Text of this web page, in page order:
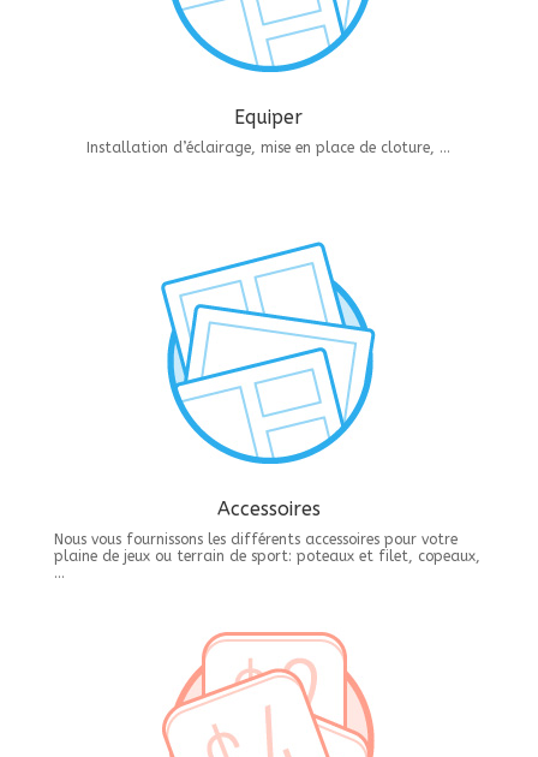
Equiper
Installation d’éclairage, mise en place de cloture, …
Accessoires
Nous vous fournissons les différents accessoires pour votre
plaine de jeux ou terrain de sport: poteaux et filet, copeaux,
…